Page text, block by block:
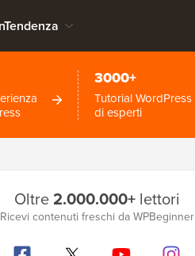
3000+
Tutorial WordPress
di esperti
Oltre2.000.000+lettori
Ricevi contenuti freschi da WPBeginner